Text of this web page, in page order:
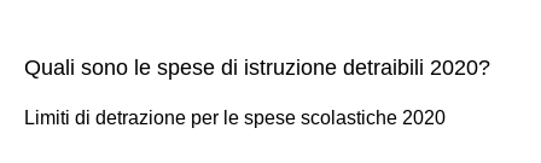
Quali sono le spese di istruzione detraibili 2020?
Limiti di detrazione per le spese scolastiche 2020